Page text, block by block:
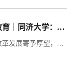
【高校思政网】聚焦主题教育｜同济大学：从“纸上学”到“事上见” ，扎实推进主题教育见行见效
​ “党中央和国家对高等教育的改革发展寄予厚望，这也意味着同济大学面临着前所未有的历史机遇，承担着无比光荣的历史责任。”6月20日，同济大学党委书记、校主题教育领导小组组长方守恩以《教育强国，同济何为？》为题，为师生上主题教育专题党课，要求全校师生要增强责任感、使命感、紧迫感，回答好“强国建设，教育何为？教育强国，同济何为？”这一时代命题，助力教育强国建设。自4月11日同济大学召开主题教育动员大会以来...